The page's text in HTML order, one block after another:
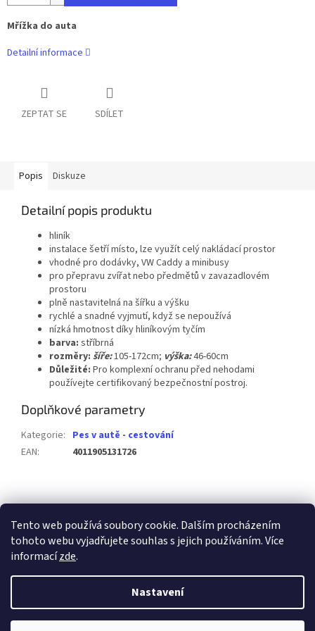
Tento web používá soubory cookie. Dalším procházením
tohoto webu vyjadřujete souhlas s jejich používáním. Více
informacízde.
Nastavení
Mřížka do auta
Detailní informace
ZEPTAT SE SDÍLET
Popis Diskuze
Detailní popis produktu
hliník
instalace šetří místo, lze využít celý nakládací prostor
vhodné pro dodávky, VW Caddy a minibusy
pro přepravu zvířat nebo předmětů v zavazadlovém
prostoru
plně nastavitelná na šířku a výšku
rychlé a snadné vyjmutí, když se nepoužívá
nízká hmotnost díky hliníkovým tyčím
barva: stříbrná
rozměry: šíře:105-172cm; výška:46-60cm
Důležité: Pro komplexní ochranu před nehodami
používejte certifikovaný bezpečnostní postroj.
Doplňkové parametry
Kategorie: Pes v autě - cestování
EAN: 4011905131726
á
Copyright 2026Chovatelské potřeby RAK-Brno. Všechna práva